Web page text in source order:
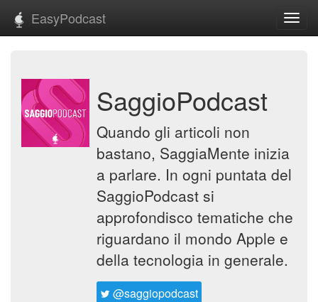
EasyPodcast
SaggioPodcast
Quando gli articoli non
bastano, SaggiaMente inizia
a parlare. In ogni puntata del
SaggioPodcast si
approfondisco tematiche che
riguardano il mondo Apple e
della tecnologia in generale.
@saggiopodcast